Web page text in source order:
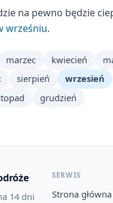
na pewno będzie
wrześniu.
marzec kwiecień
sierpień
wrzesień
grudzień
14 dni
SERWIS
Strona główna